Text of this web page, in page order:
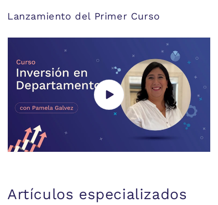
Lanzamiento del Primer Curso
Artículos especializados